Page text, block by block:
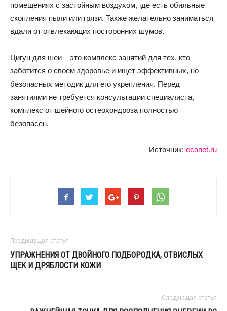
помещениях с застойным воздухом, где есть обильные
скопления пыли или грязи. Также желательно заниматься
вдали от отвлекающих посторонних шумов.
Цигун для шеи – это комплекс занятий для тех, кто
заботится о своем здоровье и ищет эффективных, но
безопасных методик для его укрепления. Перед
занятиями не требуется консультации специалиста,
комплекс от шейного остеохондроза полностью
безопасен.
Источник: econet.ru
Предыдущая статья
УПРАЖНЕНИЯ ОТ ДВОЙНОГО ПОДБОРОДКА, ОТВИСЛЫХ
ЩЕК И ДРЯБЛОСТИ КОЖИ
Следующая статья